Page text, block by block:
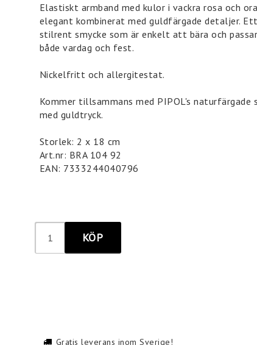
Elastiskt armband med kulor i vackra rosa och
elegant kombinerat med guldfärgade detaljer.
stilrent smycke som är enkelt att bära och
både vardag och fest.
Nickelfritt och allergitestat.
Kommer tillsammans med PIPOL's naturfärgade
med guldtryck.
Storlek: 2 x 18 cm
Art.nr: BRA 104 92
EAN: 7333244040796
KÖP
Gratis leverans inom Sverige!